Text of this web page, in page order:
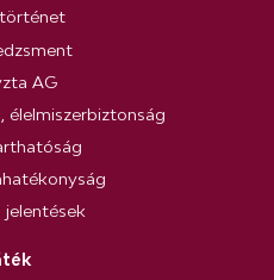
AG
élelmiszerbiztonság
jelentések